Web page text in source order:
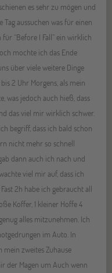
es sehr zu mögen und
aussuchen was für einen
“Before I Fall” ein wirklich
mochte ich das Ende
über viele weitere Dinge
2 Uhr Morgens, als mein
was jedoch auch hieß, dass
das viel mir wirklich schwer.
begriff, dass ich bald schon
nicht mehr so schnell
dann auch ich nach und
viel mir auf, dass ich
2h habe ich gebraucht all
Koffer, 1 kleiner Hoffe 4
alles mitzunehmen. Ich
im Auto. In
zweites Zuhause
der Magen um Auch wenn